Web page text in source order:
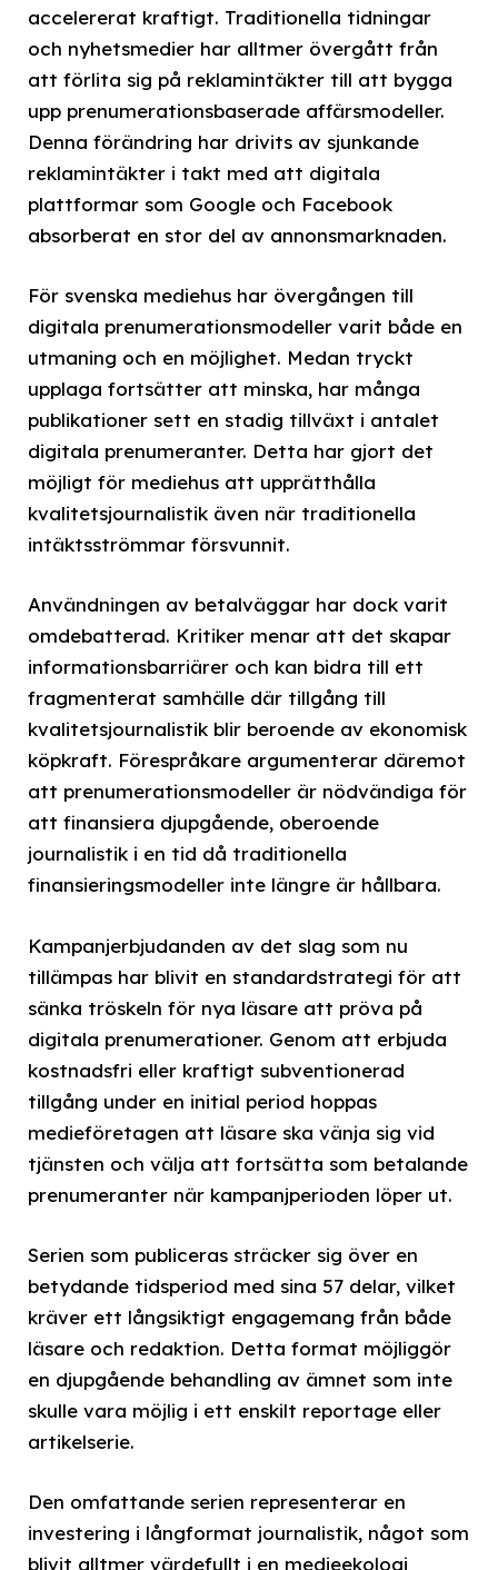
accelererat kraftigt. Traditionella tidningar
och nyhetsmedier har alltmer övergått från
att förlita sig på reklamintäkter till att bygga
upp prenumerationsbaserade affärsmodeller.
Denna förändring har drivits av sjunkande
reklamintäkter i takt med att digitala
plattformar som Google och Facebook
absorberat en stor del av annonsmarknaden.
För svenska mediehus har övergången till
digitala prenumerationsmodeller varit både en
utmaning och en möjlighet. Medan tryckt
upplaga fortsätter att minska, har många
publikationer sett en stadig tillväxt i antalet
digitala prenumeranter. Detta har gjort det
möjligt för mediehus att upprätthålla
kvalitetsjournalistik även när traditionella
intäktsströmmar försvunnit.
Användningen av betalväggar har dock varit
omdebatterad. Kritiker menar att det skapar
informationsbarriärer och kan bidra till ett
fragmenterat samhälle där tillgång till
kvalitetsjournalistik blir beroende av ekonomisk
köpkraft. Förespråkare argumenterar däremot
att prenumerationsmodeller är nödvändiga för
att finansiera djupgående, oberoende
journalistik i en tid då traditionella
finansieringsmodeller inte längre är hållbara.
Kampanjerbjudanden av det slag som nu
tillämpas har blivit en standardstrategi för att
sänka tröskeln för nya läsare att pröva på
digitala prenumerationer. Genom att erbjuda
kostnadsfri eller kraftigt subventionerad
tillgång under en initial period hoppas
medieföretagen att läsare ska vänja sig vid
tjänsten och välja att fortsätta som betalande
prenumeranter när kampanjperioden löper ut.
Serien som publiceras sträcker sig över en
betydande tidsperiod med sina 57 delar, vilket
kräver ett långsiktigt engagemang från både
läsare och redaktion. Detta format möjliggör
en djupgående behandling av ämnet som inte
skulle vara möjlig i ett enskilt reportage eller
artikelserie.
Den omfattande serien representerar en
investering i långformat journalistik, något som
blivit alltmer värdefullt i en medieekologi